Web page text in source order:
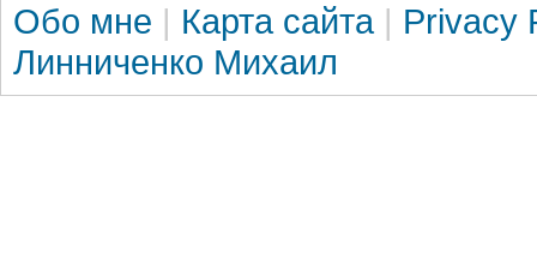
Обо мне | Карта сайта | Privacy
Линниченко Михаил